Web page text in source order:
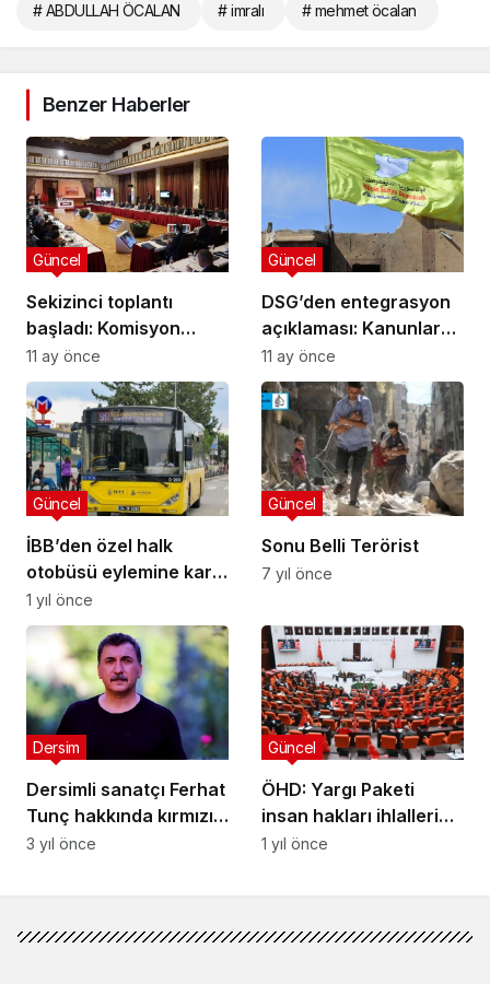
# ABDULLAH ÖCALAN # imralı # mehmet öcalan
Benzer Haberler
Sekizinci toplantı
başladı: Komisyon
sendika temsilcilerini
dinliyor
Güncel
11 ay önce
DSG’den entegrasyon
açıklaması: Kanunlar
gerekli
Güncel
11 ay önce
İBB’den özel halk
otobüsü eylemine karşı
önlem
Güncel
1 yıl önce
Sonu Belli Terörist
Güncel
7 yıl önce
Dersimli sanatçı Ferhat
Tunç hakkında kırmızı
bülten talebi
Dersim
3 yıl önce
ÖHD: Yargı Paketi
insan hakları ihlallerini
kalıcılaştırma riski
Güncel
1 yıl önce